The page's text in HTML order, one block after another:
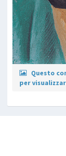
Questo
per